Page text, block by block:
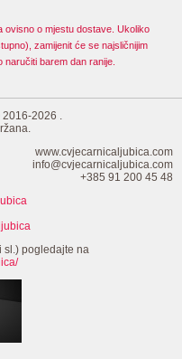
ovisno o mjestu dostave. Ukoliko
zamijenit će se najsličnijim
barem dan ranije.
2026 .
www.cvjecarnicaljubica.com
info@cvjecarnicaljubica.com
+385 91 200 45 48
sl.) pogledajte na